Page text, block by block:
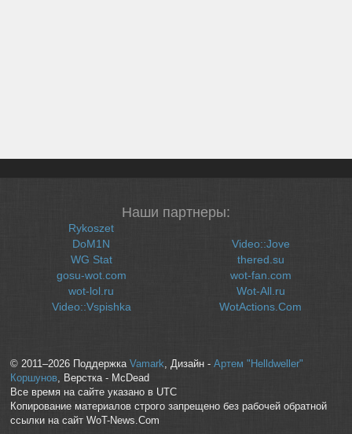
Наши партнеры:
Rykoszet
DoM1N
WG Stat
gosu-wot.com
wot-lol.ru
Video::Vspishka
Video::Jove
thered.su
wot-fan.com
Wot-All.ru
WotActions.Com
© 2011–2026 Поддержка Vamark , Дизайн - Артем "Helldweller"
Коршунов, Верстка - McDead
Все время на сайте указано в UTC
Копирование материалов строго запрещено без рабочей обратной
ссылки на сайт WoT-News.Com